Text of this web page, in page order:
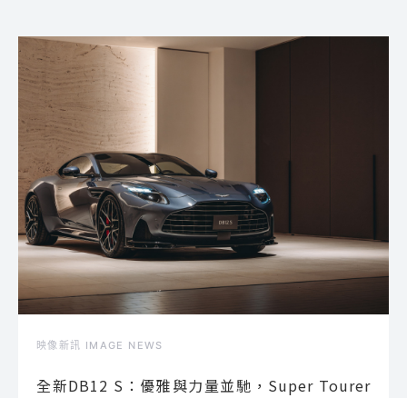
映像新訊 IMAGE NEWS
全新DB12 S：優雅與力量並馳，Super Tourer